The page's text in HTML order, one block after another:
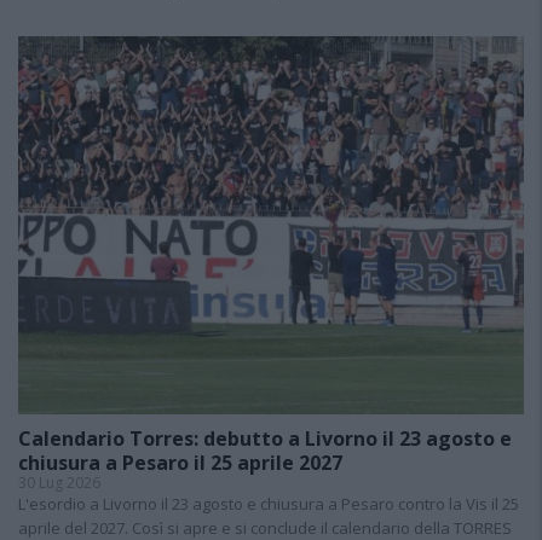
Calendario Torres: debutto a Livorno il 23 agosto e
chiusura a Pesaro il 25 aprile 2027
30 Lug 2026
L'esordio a Livorno il 23 agosto e chiusura a Pesaro contro la Vis il 25
aprile del 2027. Così si apre e si conclude il calendario della TORRES